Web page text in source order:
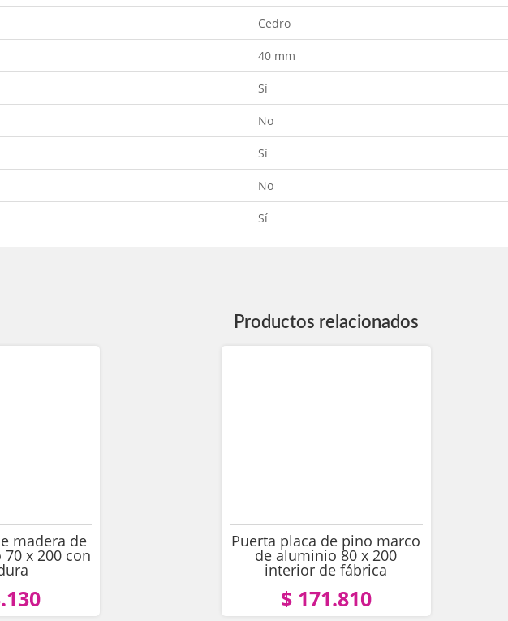
Cedro
40 mm
Sí
No
Sí
No
Sí
Productos relacionados
madera de
x 200 con
Puerta placa de pino marco
de aluminio 80 x 200
interior de fábrica
$ 171.810